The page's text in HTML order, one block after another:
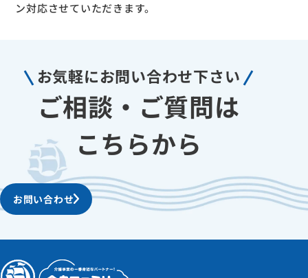
ン対応させていただきます。
お気軽にお問い合わせ下さい
ご相談・ご質問は
こちらから
お問い合わせ